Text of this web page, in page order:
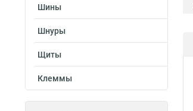
Шины
Шнуры
Щиты
Клеммы